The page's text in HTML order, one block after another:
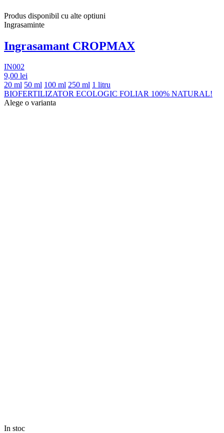
Produs disponibil cu alte optiuni
Ingrasaminte
Ingrasamant CROPMAX
IN002
9,00 lei
20 ml 50 ml 100 ml 250 ml 1 litru
BIOFERTILIZATOR ECOLOGIC FOLIAR 100% NATURAL!
Alege o varianta
In stoc